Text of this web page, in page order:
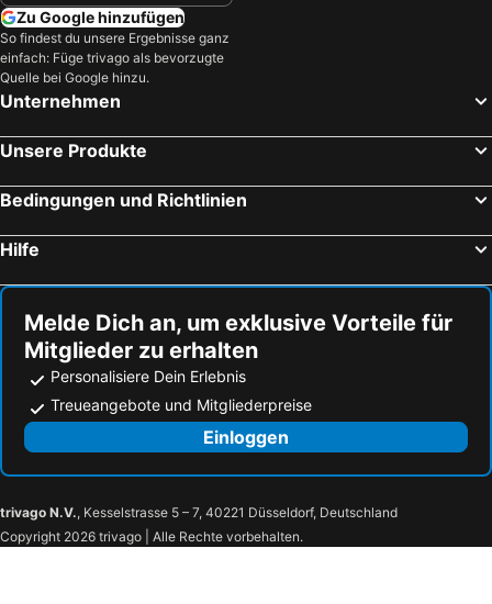
Hotel REPPERT
NATURE TITISEE easy.live.hotel
Rainhof Scheune
Landgasthaus Grüner Baum
pop-up stuub feldberg
Waldhotel am Notschreipass
Der Hirschen
Bartlehof
Hotel Adler Bärental
Hotel Naturion Hinterzarten
Hotel Engel - Familotel Hochschwarzwald
JUFA Hotel Schwarzwald
Hotel-Gasthaus Goldener Engel
Hotel Sonne Garni
Hotel am Bach
Hotel Imbery
stuub hinterzarten
Ferien Residenz Bergfried
Hotel-Pension Thomé
Sonnenberg
Hotel Kesslermühle
Zu Google hinzufügen
So findest du unsere Ergebnisse ganz
einfach: Füge trivago als bevorzugte
Quelle bei Google hinzu.
Unternehmen
Unsere Produkte
Bedingungen und Richtlinien
Hilfe
Melde Dich an, um exklusive Vorteile für
Mitglieder zu erhalten
Personalisiere Dein Erlebnis
Treueangebote und Mitgliederpreise
Einloggen
trivago N.V., Kesselstrasse 5 – 7, 40221 Düsseldorf, Deutschland
Copyright 2026 trivago | Alle Rechte vorbehalten.